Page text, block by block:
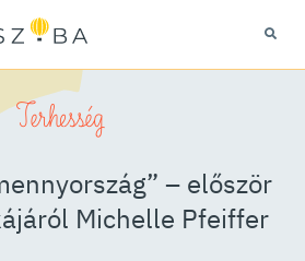
Terhesség
– először
Michelle Pfeiffer